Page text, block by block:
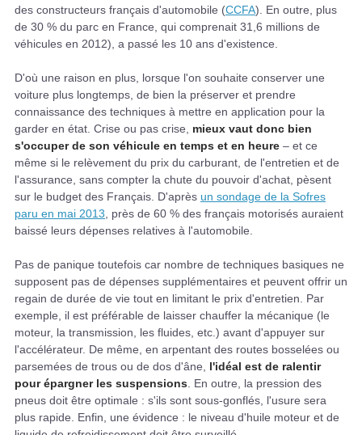
des constructeurs français d'automobile (CCFA). En outre, plus
de 30 % du parc en France, qui comprenait 31,6 millions de
véhicules en 2012), a passé les 10 ans d'existence.
D'où une raison en plus, lorsque l'on souhaite conserver une
voiture plus longtemps, de bien la préserver et prendre
connaissance des techniques à mettre en application pour la
garder en état. Crise ou pas crise, mieux vaut donc bien
s'occuper de son véhicule en temps et en heure – et ce
même si le relèvement du prix du carburant, de l'entretien et de
l'assurance, sans compter la chute du pouvoir d'achat, pèsent
sur le budget des Français. D'après un sondage de la Sofres
paru en mai 2013 , près de 60 % des français motorisés auraient
baissé leurs dépenses relatives à l'automobile.
Pas de panique toutefois car nombre de techniques basiques ne
supposent pas de dépenses supplémentaires et peuvent offrir un
regain de durée de vie tout en limitant le prix d'entretien. Par
exemple, il est préférable de laisser chauffer la mécanique (le
moteur, la transmission, les fluides, etc.) avant d'appuyer sur
l'accélérateur. De même, en arpentant des routes bosselées ou
parsemées de trous ou de dos d'âne, l'idéal est de ralentir
pour épargner les suspensions . En outre, la pression des
pneus doit être optimale : s'ils sont sous-gonflés, l'usure sera
plus rapide. Enfin, une évidence : le niveau d'huile moteur et de